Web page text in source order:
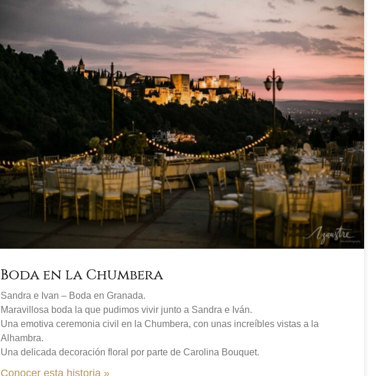
Boda en la Chumbera
Sandra e Ivan – Boda en Granada.
Maravillosa boda la que pudimos vivir junto a Sandra e Iván.
Una emotiva ceremonia civil en la Chumbera, con unas increíbles vistas a la
Alhambra.
Una delicada decoración floral por parte de Carolina Bouquet.
Conocer esta historia »